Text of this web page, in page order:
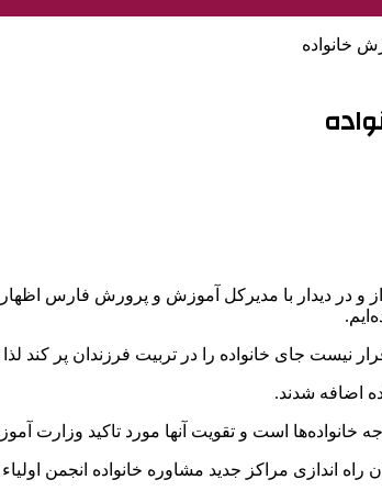
و در دیدار با مدیرکل آموزش و پرورش فارس
جای خانواده را در تربیت فرزندان پر کند لذا
خانواده‌ها است و تقویت آنها مورد تاکید
اندازی مراکز جدید مشاوره خانواده انجمن